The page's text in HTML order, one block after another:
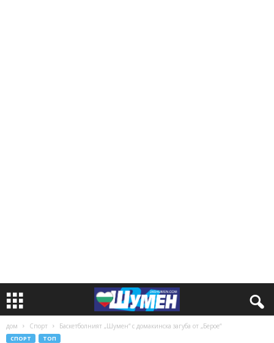
дом Спорт Баскетболният „Шумен“ с домакинска загуба от „Берое“
СПОРТ ТОП